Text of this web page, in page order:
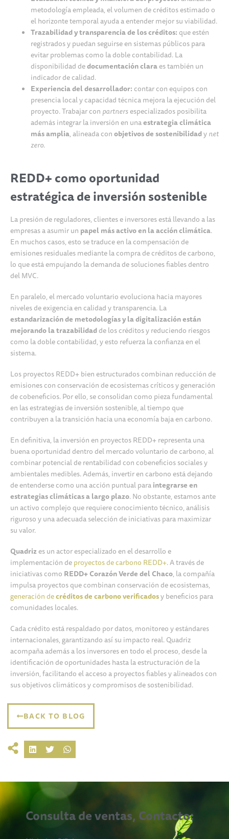
metodología empleada, el volumen de créditos estimado o
el horizonte temporal ayuda a entender mejor su viabilidad.
Trazabilidad y transparencia de los créditos:que estén
registrados y puedan seguirse en sistemas públicos para
evitar problemas como la doble contabilidad. La
disponibilidad dedocumentación claraes también un
indicador de calidad.
Experiencia del desarrollador:contar con equipos con
presencia local y capacidad técnica mejora la ejecución del
proyecto. Trabajar con partnersespecializados posibilita
además integrar la inversión en unaestrategia climática
más amplia, alineada conobjetivos de sostenibilidadynet
zero.
REDD+ como oportunidad
estratégica de inversión sostenible
La presión de reguladores, clientes e inversores está llevando a las
empresas a asumir un papel más activo en la acción climática.
En muchos casos, esto se traduce en la compensación de
emisiones residuales mediante la compra de créditos de carbono,
lo que está empujando la demanda de soluciones fiables dentro
del MVC.
En paralelo, el mercado voluntario evoluciona hacia mayores
niveles de exigencia en calidad y transparencia. La
estandarización de metodologías y la digitalización están
mejorando la trazabilidadde los créditos y reduciendo riesgos
como la doble contabilidad, y esto refuerza la confianza en el
sistema.
Los proyectos REDD+ bien estructurados combinan reducción de
emisiones con conservación de ecosistemas críticos y generación
de cobeneficios. Por ello, se consolidan como pieza fundamental
en las estrategias de inversión sostenible, al tiempo que
contribuyen a la transición hacia una economía baja en carbono.
En definitiva, la inversión en proyectos REDD+ representa una
buena oportunidad dentro del mercado voluntario de carbono, al
combinar potencial de rentabilidad con cobeneficios sociales y
ambientales medibles. Además, invertir en carbono está dejando
de entenderse como una acción puntual paraintegrarse en
estrategias climáticas a largo plazo. No obstante, estamos ante
un activo complejo que requiere conocimiento técnico, análisis
riguroso y una adecuada selección de iniciativas para maximizar
su valor.
Quadrizes un actor especializado en el desarrollo e
implementación deproyectos de carbono REDD+. A través de
iniciativas como REDD+ Corazón Verde del Chaco, la compañía
impulsa proyectos que combinan conservación de ecosistemas,
generación decréditos de carbono verificadosy beneficios para
comunidades locales.
Cada crédito está respaldado por datos, monitoreo y estándares
internacionales, garantizando así su impacto real. Quadriz
acompaña además a los inversores en todo el proceso, desde la
identificación de oportunidades hasta la estructuración de la
inversión, facilitando el acceso a proyectos fiables y alineados con
sus objetivos climáticos y compromisos de sostenibilidad.
BACK TO BLOG
Consulta de ventas, Contacto: